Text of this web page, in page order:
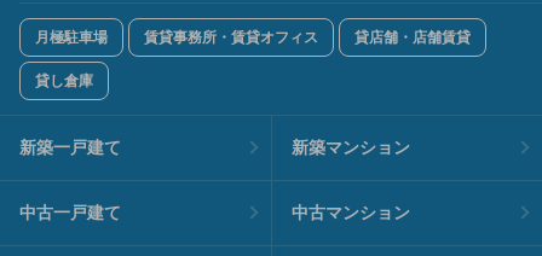
月極駐車場 賃貸事務所・賃貸オフィス 貸店舗・店舗賃貸
貸し倉庫
新築一戸建て 新築マンション
中古一戸建て 中古マンション